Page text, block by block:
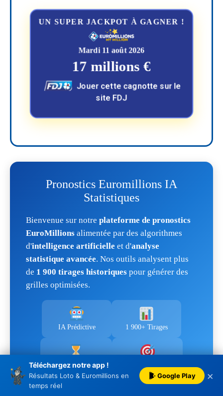
UN SUPER JACKPOT À GAGNER !
Mardi 11 août 2026
17 millions €
Jouer cette cagnotte sur le
site FDJ
Pronostics Euromillions IA
Statistiques
Bienvenue sur notre plateforme de pronostics
EuroMillions alimentée par des algorithmes
d'intelligence artificielle et d'analyse
statistique avancée. Nos outils analysent plus
de 1 900 tirages historiques pour générer des
grilles optimisées.
IA Prédictive 1 900+ Tirages
Analyse des Écarts
Téléchargez notre app !
Résultats Loto & Euromillions en
temps réel
Google Play ×